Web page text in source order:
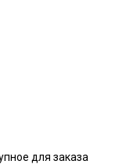
для заказа